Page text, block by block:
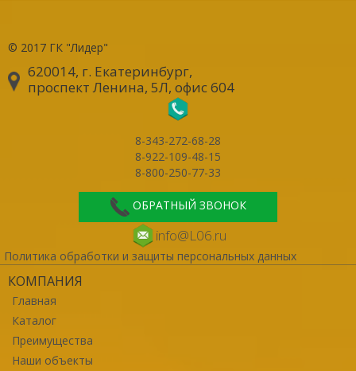
© 2017 ГК "Лидер"
620014, г. Екатеринбург,
проспект Ленина, 5Л, офис 604
8-343-272-68-28
8-922-109-48-15
8-800-250-77-33
ОБРАТНЫЙ ЗВОНОК
info@L06.ru
Политика обработки и защиты персональных данных
КОМПАНИЯ
Главная
Каталог
Преимущества
Наши объекты